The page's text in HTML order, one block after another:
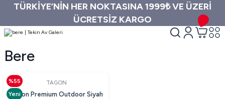
TÜRKİYE’NİN HER NOKTASINA 1999₺ VE ÜZERİ
ÜCRETSİZ KARGO
Bere
%55
Yeni
TAGON
Tagon Premium Outdoor Siyah